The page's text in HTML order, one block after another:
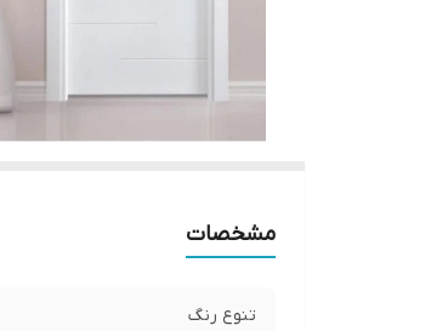
مشخصات
تنوع رنگ